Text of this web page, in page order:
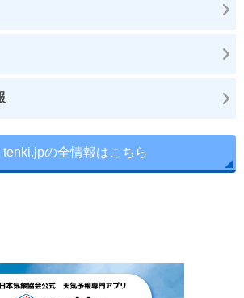
tenki.jpの全情報はこちら